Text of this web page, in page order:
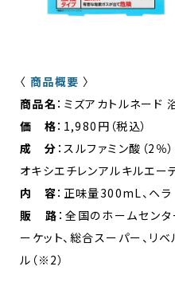
〈 商品概要 〉
商品名 ：ミズアカトルネード
価 格：1,980円（税込）
成 分 ：スルファミン酸（2％
オキシエチレンアルキルエー
内 容：正味量300mL、ヘラ
販 路 ：全国のホームセンタ
ーケット、総合スーパー、リ
ル（※2）